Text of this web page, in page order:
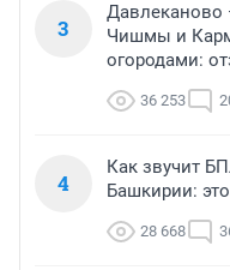
3
Давлеканово
Чишмы и
огородами:
36 253
4
Как звучит
Башкирии:
28 668